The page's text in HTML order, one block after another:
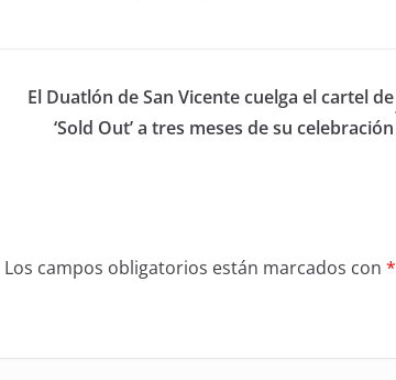
El Duatlón de San Vicente cuelga el cartel de
‘Sold Out’ a tres meses de su celebración
Los campos obligatorios están marcados con *